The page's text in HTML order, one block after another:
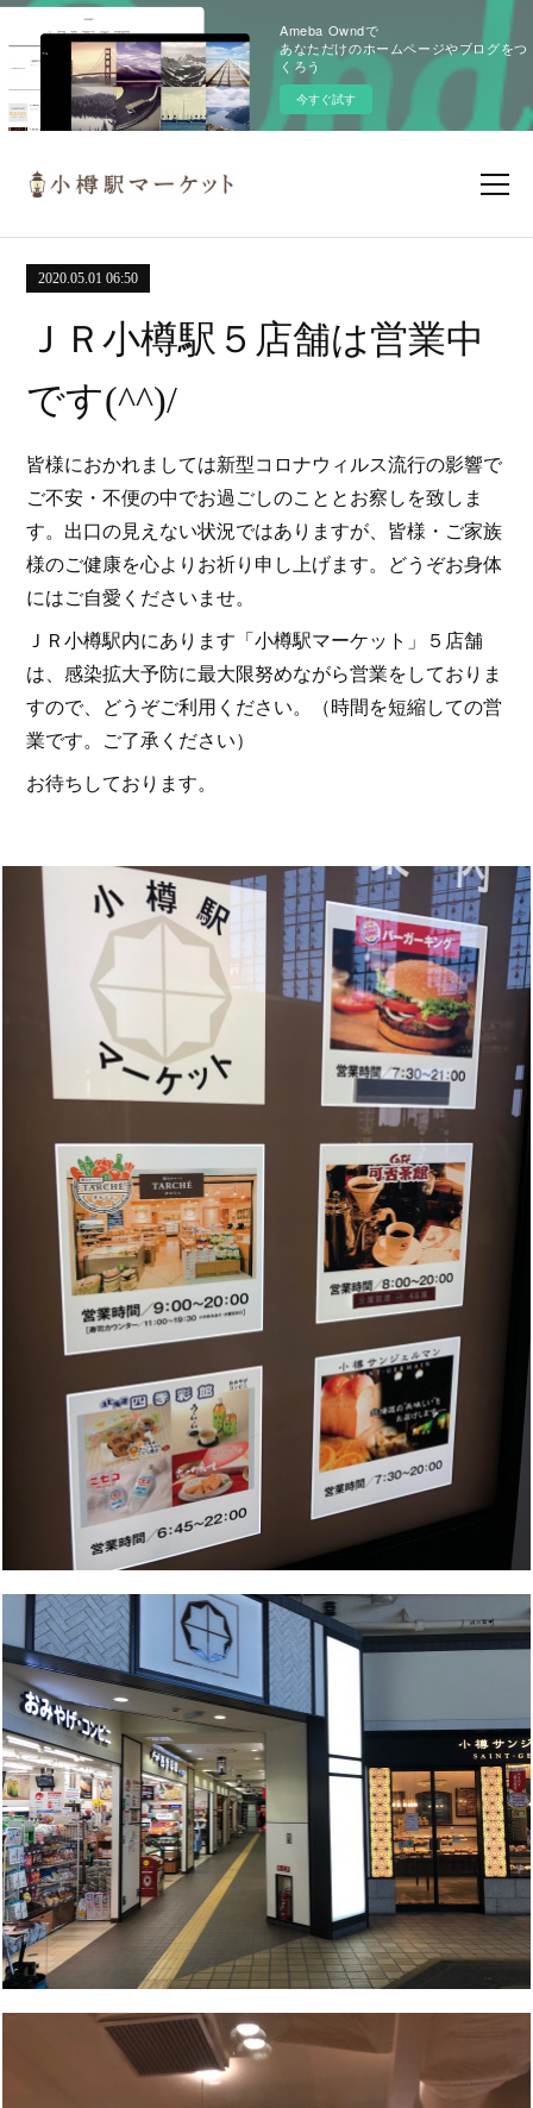
Ameba Owndで
あなただけのホームページやブログをつ
くろう
今すぐ試す
2020.05.01 06:50
ＪＲ小樽駅５店舗は営業中
です(^^)/
皆様におかれましては新型コロナウィルス流行の影響で
ご不安・不便の中でお過ごしのこととお察しを致しま
す。出口の見えない状況ではありますが、皆様・ご家族
様のご健康を心よりお祈り申し上げます。どうぞお身体
にはご自愛くださいませ。
ＪＲ小樽駅内にあります「小樽駅マーケット」５店舗
は、感染拡大予防に最大限努めながら営業をしておりま
すので、どうぞご利用ください。（時間を短縮しての営
業です。ご了承ください）
お待ちしております。